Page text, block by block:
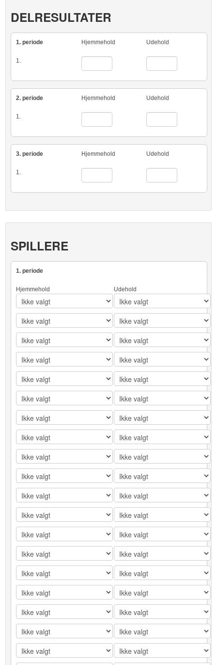
DELRESULTATER
1. periode Hjemmehold Udehold
1.
2. periode Hjemmehold Udehold
1.
3. periode Hjemmehold Udehold
1.
SPILLERE
1. periode
Hjemmehold Udehold